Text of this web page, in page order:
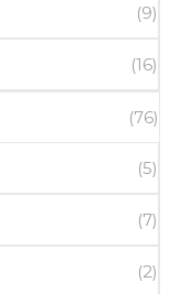
(9)
(16)
(76)
(5)
(7)
(2)